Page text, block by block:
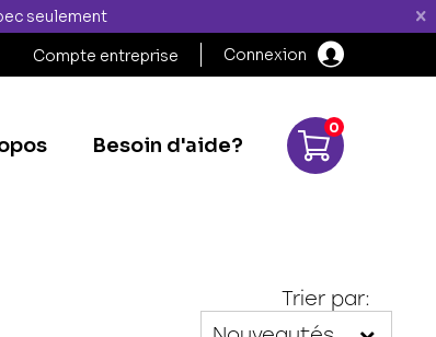
seulement
Compte entreprise Connexion
Besoin d'aide?
0
Trier par: